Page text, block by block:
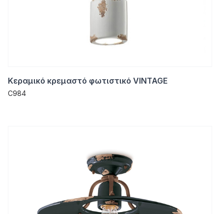
Κεραμικό κρεμαστό φωτιστικό VINTAGE
C984